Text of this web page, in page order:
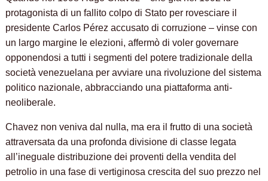
protagonista di un fallito colpo di Stato per rovesciare il
presidente Carlos Pérez accusato di corruzione – vinse con
un largo margine le elezioni, affermò di voler governare
opponendosi a tutti i segmenti del potere tradizionale della
società venezuelana per avviare una rivoluzione del sistema
politico nazionale, abbracciando una piattaforma anti-
neoliberale.
Chavez non veniva dal nulla, ma era il frutto di una società
attraversata da una profonda divisione di classe legata
all’ineguale distribuzione dei proventi della vendita del
petrolio in una fase di vertiginosa crescita del suo prezzo nel